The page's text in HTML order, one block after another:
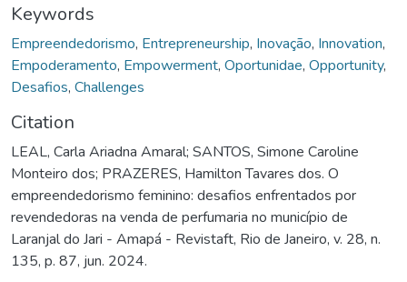
Keywords
Empreendedorismo, Entrepreneurship, Inovação, Innovation,
Empoderamento, Empowerment, Oportunidae, Opportunity,
Desafios, Challenges
Citation
LEAL, Carla Ariadna Amaral; SANTOS, Simone Caroline
Monteiro dos; PRAZERES, Hamilton Tavares dos. O
empreendedorismo feminino: desafios enfrentados por
revendedoras na venda de perfumaria no município de
Laranjal do Jari - Amapá - Revistaft, Rio de Janeiro, v. 28, n.
135, p. 87, jun. 2024.